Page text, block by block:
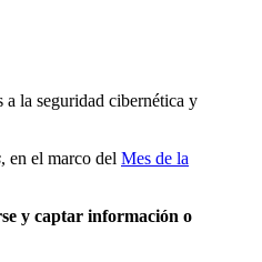
a la seguridad cibernética y
, en el marco del Mes de la
y captar información o